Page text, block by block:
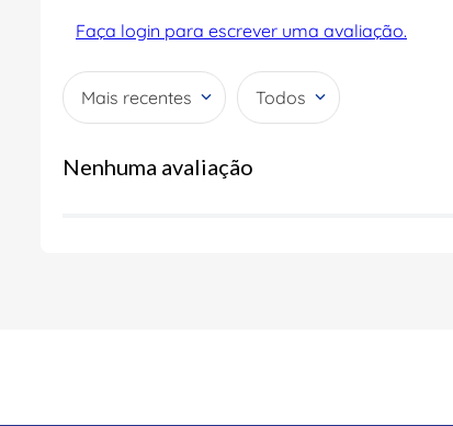
Faça login para escrever uma avaliação.
Mais recentes Todos
Nenhuma avaliação